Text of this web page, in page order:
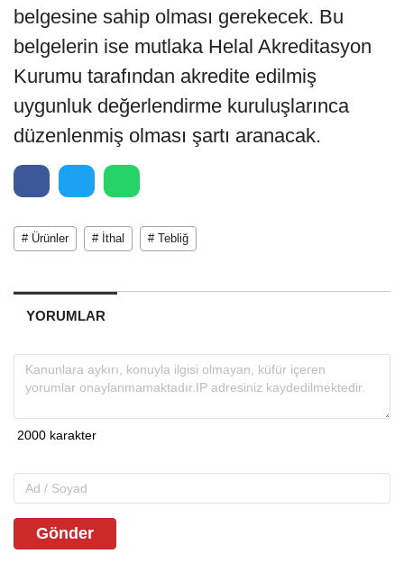
belgesine sahip olması gerekecek. Bu
belgelerin ise mutlaka Helal Akreditasyon
Kurumu tarafından akredite edilmiş
uygunluk değerlendirme kuruluşlarınca
düzenlenmiş olması şartı aranacak.
# Ürünler # İthal # Tebliğ
YORUMLAR
Gönder